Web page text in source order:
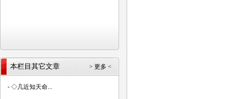
> 更多 <
本栏目其它文章
- ◇几近知天命...